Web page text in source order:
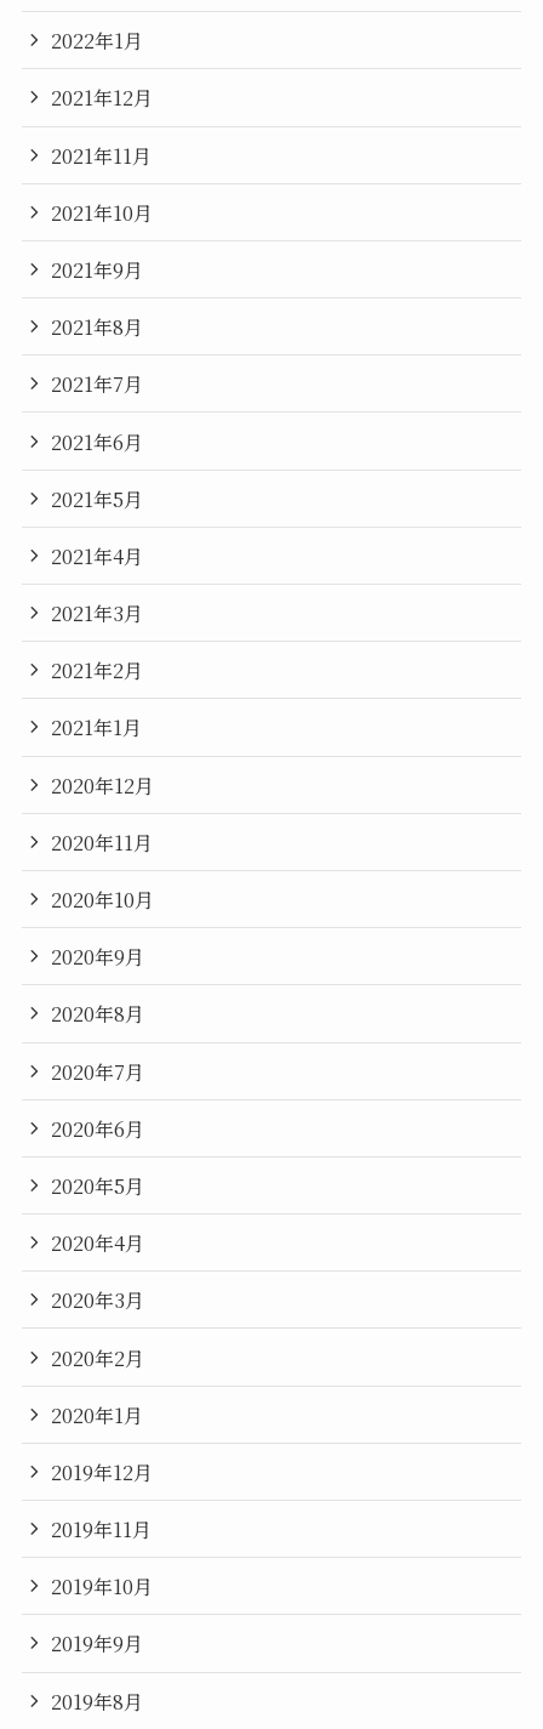
2022年1月
2021年12月
2021年11月
2021年10月
2021年9月
2021年8月
2021年7月
2021年6月
2021年5月
2021年4月
2021年3月
2021年2月
2021年1月
2020年12月
2020年11月
2020年10月
2020年9月
2020年8月
2020年7月
2020年6月
2020年5月
2020年4月
2020年3月
2020年2月
2020年1月
2019年12月
2019年11月
2019年10月
2019年9月
2019年8月